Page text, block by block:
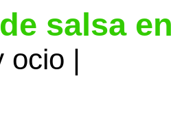
salsa
ocio |